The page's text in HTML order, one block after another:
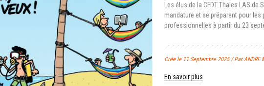
Les élus de la CFDT Thales LAS
mandature et se préparent pour
professionnelles à partir du 23
Crée le 11 Septembre 2025 / Par ANDRE
En savoir plus